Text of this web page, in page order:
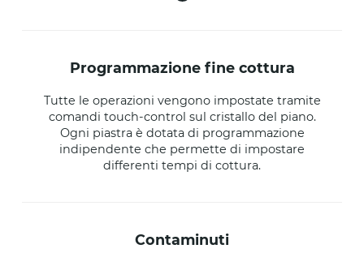
programmazione fine cottura
Tutte le operazioni vengono impostate tramite
comandi touch-control sul cristallo del piano.
Ogni piastra è dotata di programmazione
indipendente che permette di impostare
differenti tempi di cottura.
contaminuti